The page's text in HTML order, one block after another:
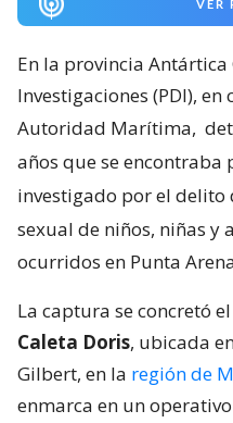
VER
En la provincia
Investigaciones (PDI),
Autoridad Marítima,
años que se encontraba
investigado por el
sexual de niños, niñas y
ocurridos en Punta
La captura se concretó
Caleta Doris, ubicada
Gilbert, en la región de
enmarca en un